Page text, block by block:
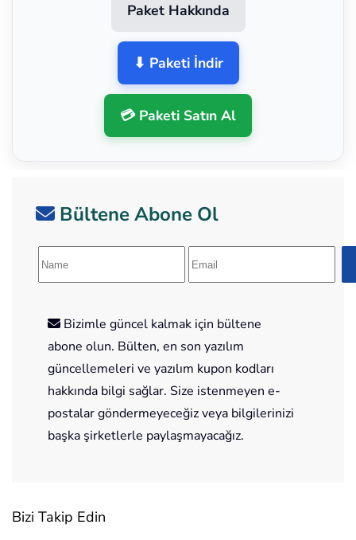
Paket Hakkında
⬇ Paketi İndir
💳 Paketi Satın Al
Bültene Abone Ol
Bizimle güncel kalmak için bültene
abone olun. Bülten, en son yazılım
güncellemeleri ve yazılım kupon kodları
hakkında bilgi sağlar. Size istenmeyen e-
postalar göndermeyeceğiz veya bilgilerinizi
başka şirketlerle paylaşmayacağız.
Bizi Takip Edin